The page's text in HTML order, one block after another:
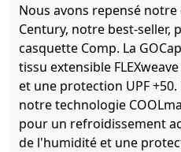
Nous avons repensé notre
Century, notre best-seller,
casquette Comp. La
tissu extensible
et une protection UPF
notre technologie
pour un refroidissement
de l'humidité et une